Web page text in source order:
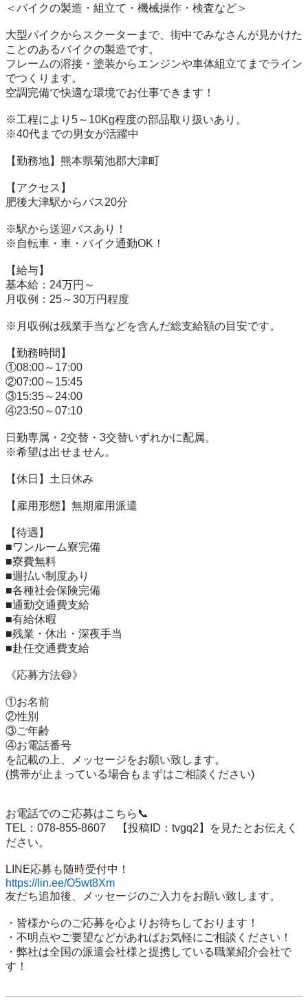
＜バイクの製造・組立て・機械操作・検査など＞
大型バイクからスクーターまで、街中でみなさんが見かけた
ことのあるバイクの製造です。
フレームの溶接・塗装からエンジンや車体組立てまでライン
でつくります。
空調完備で快適な環境でお仕事できます！
※工程により5～10Kg程度の部品取り扱いあり。
※40代までの男女が活躍中
【勤務地】熊本県菊池郡大津町
【アクセス】
肥後大津駅からバス20分
※駅から送迎バスあり！
※自転車・車・バイク通勤OK！
【給与】
基本給：24万円～
月収例：25～30万円程度
※月収例は残業手当などを含んだ総支給額の目安です。
【勤務時間】
①08:00～17:00
②07:00～15:45
③15:35～24:00
④23:50～07:10
日勤専属・2交替・3交替いずれかに配属。
※希望は出せません。
【休日】土日休み
【雇用形態】無期雇用派遣
【待遇】
■ワンルーム寮完備
■寮費無料
■週払い制度あり
■各種社会保険完備
■通勤交通費支給
■有給休暇
■残業・休出・深夜手当
■赴任交通費支給
《応募方法😄》
①お名前
②性別
③ご年齢
④お電話番号
を記載の上、メッセージをお願い致します。
(携帯が止まっている場合もまずはご相談ください)
お電話でのご応募はこちら📞
TEL：078-855-8607　【投稿ID：tvgq2】を見たとお伝えく
ださい。
https://lin.ee/O5wt8Xm
友だち追加後、メッセージのご入力をお願い致します。
・皆様からのご応募を心よりお待ちしております！
・不明点やご要望などがあればお気軽にご相談ください！
・弊社は全国の派遣会社様と提携している職業紹介会社で
す！